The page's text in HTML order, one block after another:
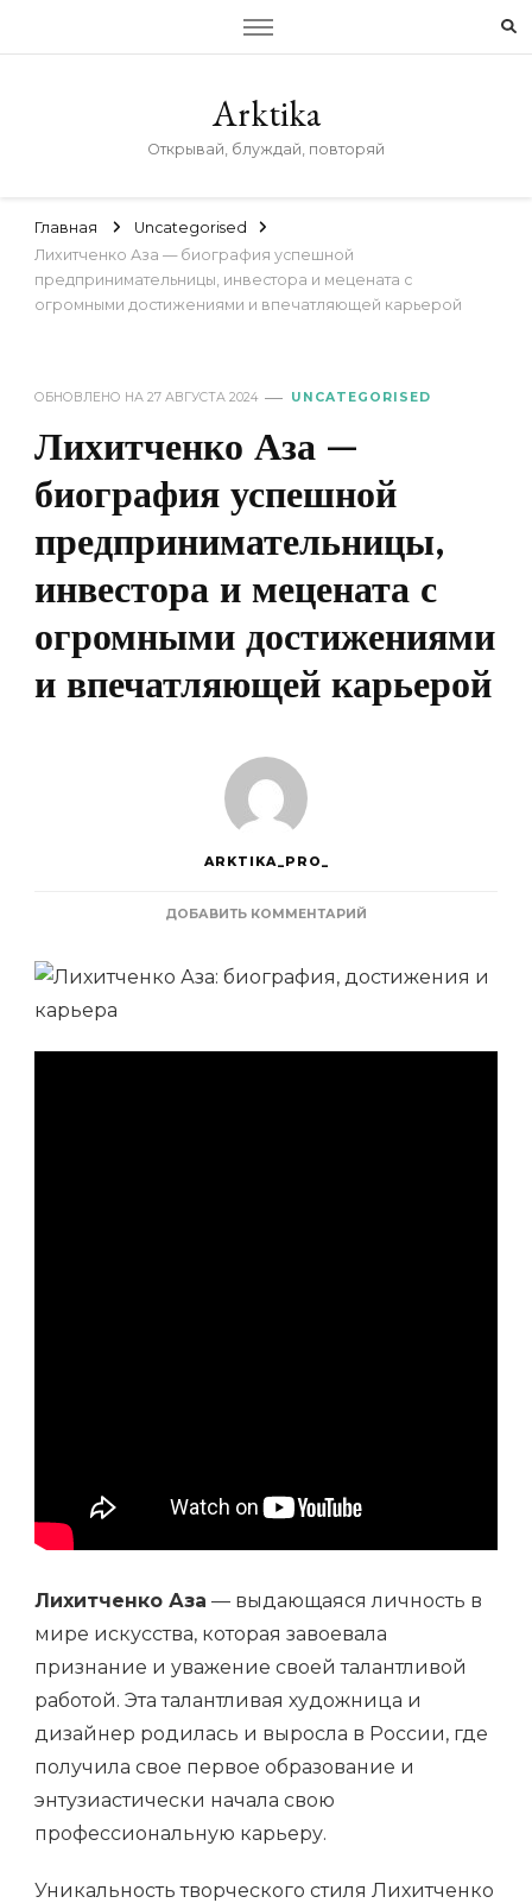
Arktika
Открывай, блуждай, повторяй
Главная
Uncategorised
Лихитченко Аза — биография успешной
предпринимательницы, инвестора и мецената с
огромными достижениями и впечатляющей карьерой
ОБНОВЛЕНО НА 27 АВГУСТА 2024 UNCATEGORISED
Лихитченко Аза —
биография успешной
предпринимательницы,
инвестора и мецената с
огромными достижениями
и впечатляющей карьерой
ARKTIKA_PRO_
ДОБАВИТЬ КОММЕНТАРИЙ
АЗА
Лихитченко Аза — выдающаяся личность в
мире искусства, которая завоевала
признание и уважение своей талантливой
работой. Эта талантливая художница и
дизайнер родилась и выросла в России, где
получила свое первое образование и
энтузиастически начала свою
профессиональную карьеру.
Уникальность творческого стиля Лихитченко